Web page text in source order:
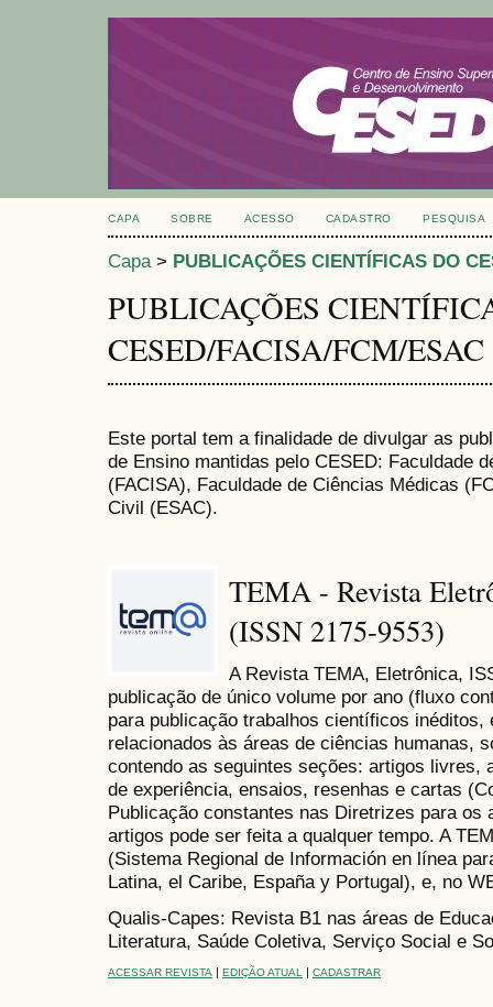
CAPA SOBRE ACESSO CADASTRO PESQUISA
Capa> PUBLICAÇÕES CIENTÍFICAS DO
PUBLICAÇÕES
CESED/FACISA/FCM/ESAC
Este portal tem a finalidade de divulgar as
de Ensino mantidas pelo CESED: Faculdade
(FACISA), Faculdade de Ciências Médicas
Civil (ESAC).
TEMA - Revista
(ISSN 2175-9553)
A Revista TEMA, Eletrônica,
publicação de único volume por ano (fluxo
para publicação trabalhos científicos inéditos,
relacionados às áreas de ciências humanas,
contendo as seguintes seções: artigos livres,
de experiência, ensaios, resenhas e cartas
Publicação constantes nas Diretrizes para os
artigos pode ser feita a qualquer tempo. A
(Sistema Regional de Información en línea
Latina, el Caribe, España y Portugal), e, no
Qualis-Capes: Revista B1 nas áreas de
Literatura, Saúde Coletiva, Serviço Social e
ACESSAR REVISTA | EDIÇÃO ATUAL | CADASTRAR